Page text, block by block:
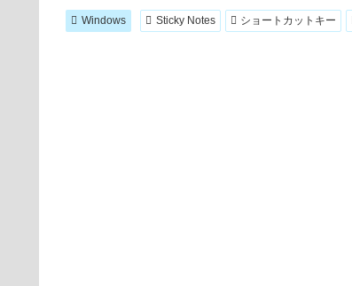
Windows Sticky Notes ショートカットキー